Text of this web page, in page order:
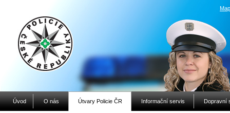
Úvod O nás Útvary Policie ČR Informační servis Dopravní